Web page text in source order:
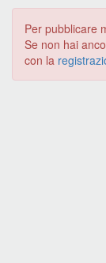
Per pubblicare
Se non hai
con la